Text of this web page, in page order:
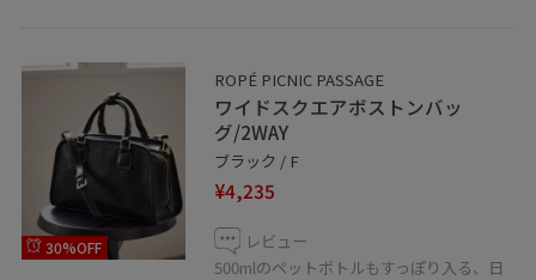
30%OFF
ROPÉ PICNIC PASSAGE
ワイドスクエアボストンバッ
グ/2WAY
ブラック / F
¥4,235
レビュー
500mlのペットボトルもすっぽり入る、日